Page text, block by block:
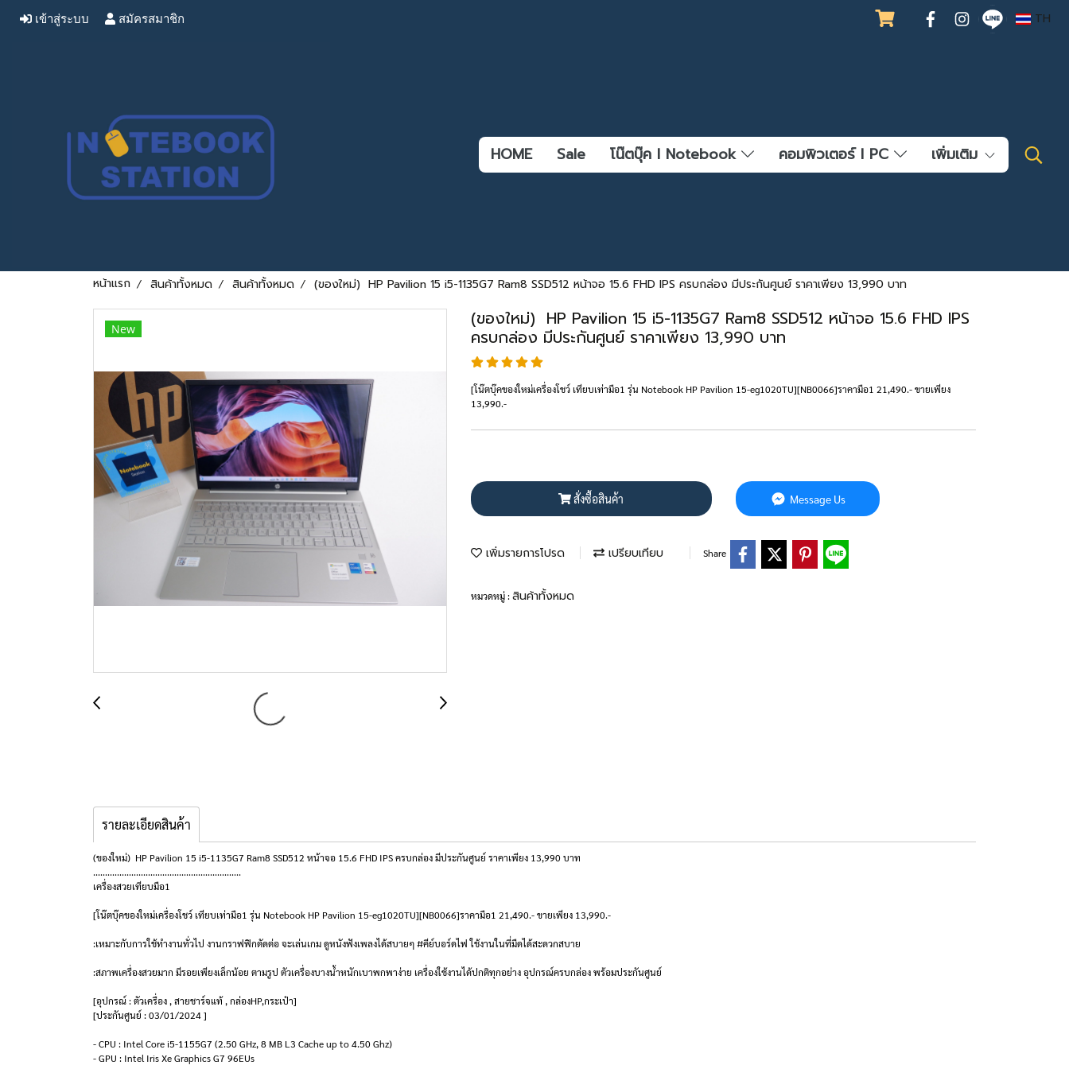
เข้าสู่ระบบ สมัครสมาชิก TH
HOME Sale โน๊ตบุ๊ค l Notebook คอมพิวเตอร์ l PC เพิ่มเติม
หน้าแรก สินค้าทั้งหมด สินค้าทั้งหมด (ของใหม่) HP Pavilion 15 i5-1135G7 Ram8 SSD512 หน้าจอ 15.6 FHD IPS ครบกล่อง มีประกันศูนย์ ราคาเพียง 13,990 บาท
New
(ของใหม่) HP Pavilion 15 i5-1135G7 Ram8 SSD512 หน้าจอ 15.6 FHD IPS
ครบกล่อง มีประกันศูนย์ ราคาเพียง 13,990 บาท
[โน๊ตบุ๊คของใหม่เครื่องโชว์ เทียบเท่ามือ1 รุ่น Notebook HP Pavilion 15-eg1020TU][NB0066]ราคามือ1 21,490.- ขายเพียง
13,990.-
สั่งซื้อสินค้า Message Us
เพิ่มรายการโปรด เปรียบเทียบ Share
หมวดหมู่ :สินค้าทั้งหมด
รายละเอียดสินค้า
(ของใหม่) HP Pavilion 15 i5-1135G7 Ram8 SSD512 หน้าจอ 15.6 FHD IPS ครบกล่อง มีประกันศูนย์ ราคาเพียง 13,990 บาท
..............................................................
เครื่องสวยเทียบมือ1
[โน๊ตบุ๊คของใหม่เครื่องโชว์ เทียบเท่ามือ1 รุ่น Notebook HP Pavilion 15-eg1020TU][NB0066]ราคามือ1 21,490.- ขายเพียง 13,990.-
:เหมาะกับการใช้ทำงานทั่วไป งานกราฟฟิกตัดต่อ จะเล่นเกม ดูหนังฟังเพลงได้สบายๆ #คีย์บอร์ดไฟ ใช้งานในที่มืดได้สะดวกสบาย
:สภาพเครื่องสวยมาก มีรอยเพียงเล็กน้อย ตามรูป ตัวเครื่องบางน้ำหนักเบาพกพาง่าย เครื่องใช้งานได้ปกติทุกอย่าง อุปกรณ์ครบกล่อง พร้อมประกันศูนย์
[อุปกรณ์ : ตัวเครื่อง , สายชาร์จแท้ , กล่องHP,กระเป๋า]
[ประกันศูนย์ : 03/01/2024 ]
- CPU : Intel Core i5-1155G7 (2.50 GHz, 8 MB L3 Cache up to 4.50 Ghz)
- GPU : Intel Iris Xe Graphics G7 96EUs